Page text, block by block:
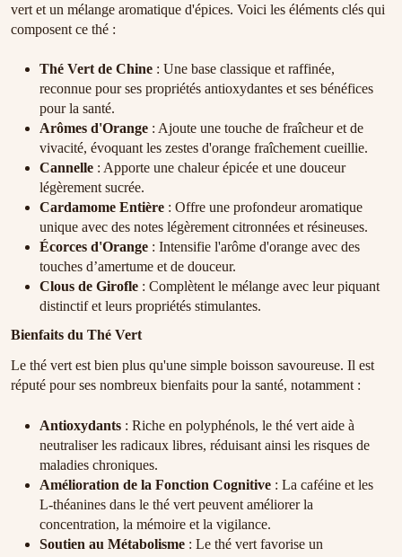
vert et un mélange aromatique d'épices. Voici les éléments clés qui
composent ce thé :
Thé Vert de Chine : Une base classique et raffinée,
reconnue pour ses propriétés antioxydantes et ses bénéfices
pour la santé.
Arômes d'Orange : Ajoute une touche de fraîcheur et de
vivacité, évoquant les zestes d'orange fraîchement cueillie.
Cannelle : Apporte une chaleur épicée et une douceur
légèrement sucrée.
Cardamome Entière : Offre une profondeur aromatique
unique avec des notes légèrement citronnées et résineuses.
Écorces d'Orange : Intensifie l'arôme d'orange avec des
touches d’amertume et de douceur.
Clous de Girofle : Complètent le mélange avec leur piquant
distinctif et leurs propriétés stimulantes.
Bienfaits du Thé Vert
Le thé vert est bien plus qu'une simple boisson savoureuse. Il est
réputé pour ses nombreux bienfaits pour la santé, notamment :
Antioxydants : Riche en polyphénols, le thé vert aide à
neutraliser les radicaux libres, réduisant ainsi les risques de
maladies chroniques.
Amélioration de la Fonction Cognitive : La caféine et les
L-théanines dans le thé vert peuvent améliorer la
concentration, la mémoire et la vigilance.
Soutien au Métabolisme : Le thé vert favorise un